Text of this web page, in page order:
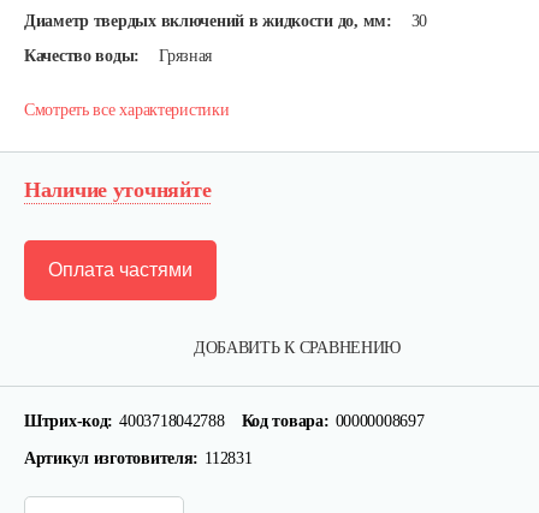
Диаметр твердых включений в жидкости до, мм:
30
Качество воды:
Грязная
Смотреть все характеристики
Наличие уточняйте
ДОБАВИТЬ К СРАВНЕНИЮ
Оплата частями
Штрих-код: 4003718042788 Код товара: 00000008697
Артикул изготовителя: 112831